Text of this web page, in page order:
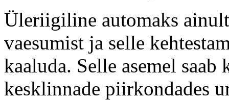
Üleriigiline automaks
vaesumist ja selle
kaaluda. Selle asemel saab
kesklinnade piirkondades